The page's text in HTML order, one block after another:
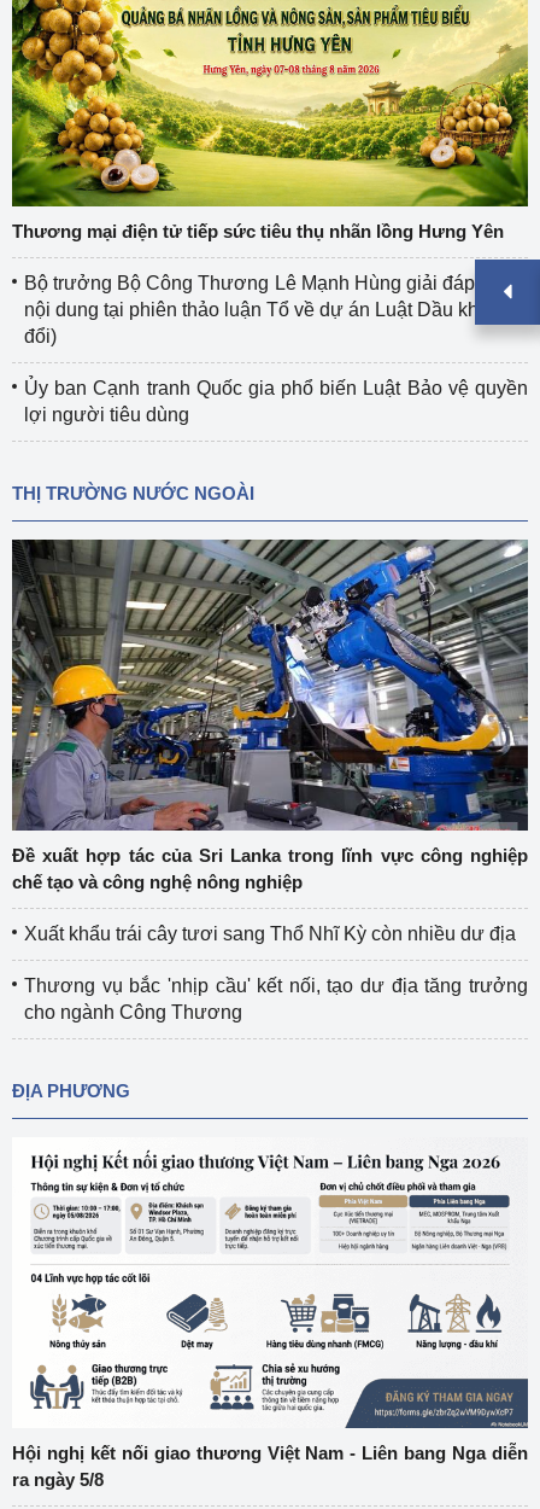
Thương mại điện tử tiếp sức tiêu thụ nhãn lồng Hưng Yên
Bộ trưởng Bộ Công Thương Lê Mạnh Hùng giải đáp nhiều
nội dung tại phiên thảo luận Tổ về dự án Luật Dầu khí (sửa
đổi)
Ủy ban Cạnh tranh Quốc gia phổ biến Luật Bảo vệ quyền
lợi người tiêu dùng
THỊ TRƯỜNG NƯỚC NGOÀI
Đề xuất hợp tác của Sri Lanka trong lĩnh vực công nghiệp
chế tạo và công nghệ nông nghiệp
Xuất khẩu trái cây tươi sang Thổ Nhĩ Kỳ còn nhiều dư địa
Thương vụ bắc 'nhịp cầu' kết nối, tạo dư địa tăng trưởng
cho ngành Công Thương
ĐỊA PHƯƠNG
Hội nghị kết nối giao thương Việt Nam - Liên bang Nga diễn
ra ngày 5/8